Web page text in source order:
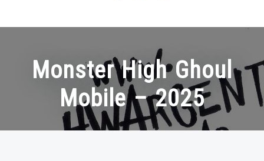
Monster High Ghoul
Mobile – 2025